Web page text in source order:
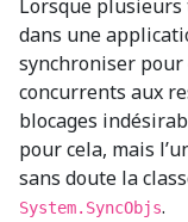
Lorsque
dans une
synchroniser pour
concurrents aux
blocages
pour cela, mais
sans doute la
System.SyncObjs.